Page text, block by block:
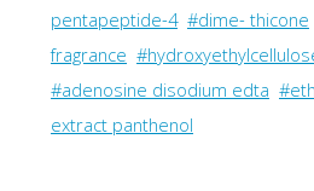
pentapeptide-4 #dime- thicone
fragrance
#adenosine disodium edta
extract panthenol